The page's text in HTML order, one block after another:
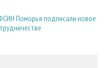
Поморья подписали новое